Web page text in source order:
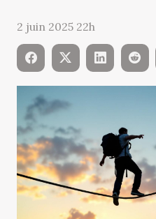
2 juin 2025 22h